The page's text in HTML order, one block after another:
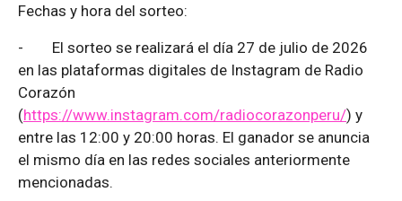
Fechas y hora del sorteo:
- El sorteo se realizará el día 27 de julio de 2026
en las plataformas digitales de Instagram de Radio
Corazón
(https://www.instagram.com/radiocorazonperu/) y
entre las 12:00 y 20:00 horas. El ganador se anuncia
el mismo día en las redes sociales anteriormente
mencionadas.